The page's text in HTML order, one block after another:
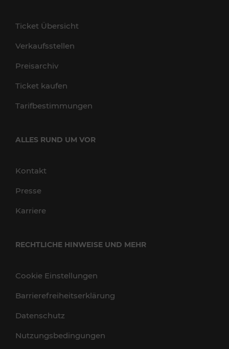
Ticket Übersicht
Verkaufsstellen
Preisarchiv
Ticket kaufen
Tarifbestimmungen
ALLES RUND UM VOR
Kontakt
Presse
Karriere
RECHTLICHE HINWEISE UND MEHR
Cookie Einstellungen
Barrierefreiheitserklärung
Datenschutz
Nutzungsbedingungen